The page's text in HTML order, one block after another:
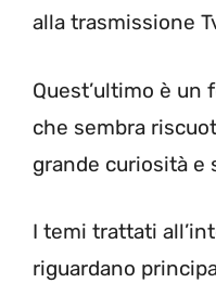
alla trasmissione
Quest’ultimo è un
che sembra
grande curiosità e
I temi trattati
riguardano